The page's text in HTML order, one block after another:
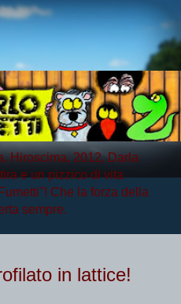
Hiroscima, 2012, Darla
e un pizzico di vita
Che la forza della
sempre.
in lattice!